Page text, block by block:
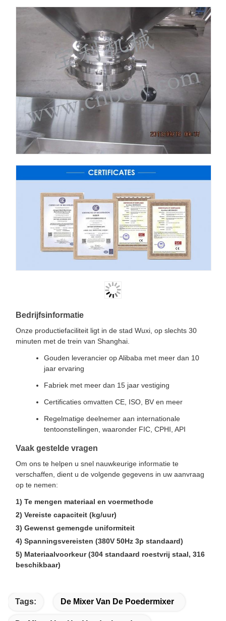
Bedrijfsinformatie
Onze productiefaciliteit ligt in de stad Wuxi, op slechts 30
minuten met de trein van Shanghai.
Gouden leverancier op Alibaba met meer dan 10
jaar ervaring
Fabriek met meer dan 15 jaar vestiging
Certificaties omvatten CE, ISO, BV en meer
Regelmatige deelnemer aan internationale
tentoonstellingen, waaronder FIC, CPHI, API
Vaak gestelde vragen
Om ons te helpen u snel nauwkeurige informatie te
verschaffen, dient u de volgende gegevens in uw aanvraag
op te nemen:
1) Te mengen materiaal en voermethode
2) Vereiste capaciteit (kg/uur)
3) Gewenst gemengde uniformiteit
4) Spanningsvereisten (380V 50Hz 3p standaard)
5) Materiaalvoorkeur (304 standaard roestvrij staal, 316
beschikbaar)
Tags: De Mixer Van De Poedermixer